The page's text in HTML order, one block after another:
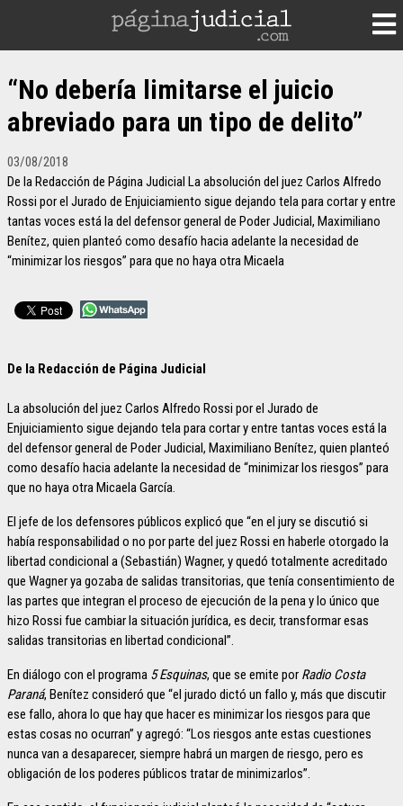
“No debería limitarse el juicio
abreviado para un tipo de delito”
03/08/2018
De la Redacción de Página Judicial La absolución del juez Carlos Alfredo
Rossi por el Jurado de Enjuiciamiento sigue dejando tela para cortar y entre
tantas voces está la del defensor general de Poder Judicial, Maximiliano
Benítez, quien planteó como desafío hacia adelante la necesidad de
“minimizar los riesgos” para que no haya otra Micaela
De la Redacción de Página Judicial
La absolución del juez Carlos Alfredo Rossi por el Jurado de
Enjuiciamiento sigue dejando tela para cortar y entre tantas voces está la
del defensor general de Poder Judicial, Maximiliano Benítez, quien planteó
como desafío hacia adelante la necesidad de “minimizar los riesgos” para
que no haya otra Micaela García.
El jefe de los defensores públicos explicó que “en el jury se discutió si
había responsabilidad o no por parte del juez Rossi en haberle otorgado la
libertad condicional a (Sebastián) Wagner, y quedó totalmente acreditado
que Wagner ya gozaba de salidas transitorias, que tenía consentimiento de
las partes que integran el proceso de ejecución de la pena y lo único que
hizo Rossi fue cambiar la situación jurídica, es decir, transformar esas
salidas transitorias en libertad condicional”.
En diálogo con el programa 5 Esquinas, que se emite por Radio Costa
Paraná, Benítez consideró que “el jurado dictó un fallo y, más que discutir
ese fallo, ahora lo que hay que hacer es minimizar los riesgos para que
estas cosas no ocurran” y agregó: “Los riesgos ante estas cuestiones
nunca van a desaparecer, siempre habrá un margen de riesgo, pero es
obligación de los poderes públicos tratar de minimizarlos”.